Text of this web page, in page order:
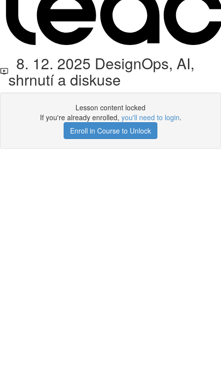
8. 12. 2025 DesignOps, AI,
shrnutí a diskuse
Lesson content locked
If you're already enrolled, you'll need to login.
Enroll in Course to Unlock